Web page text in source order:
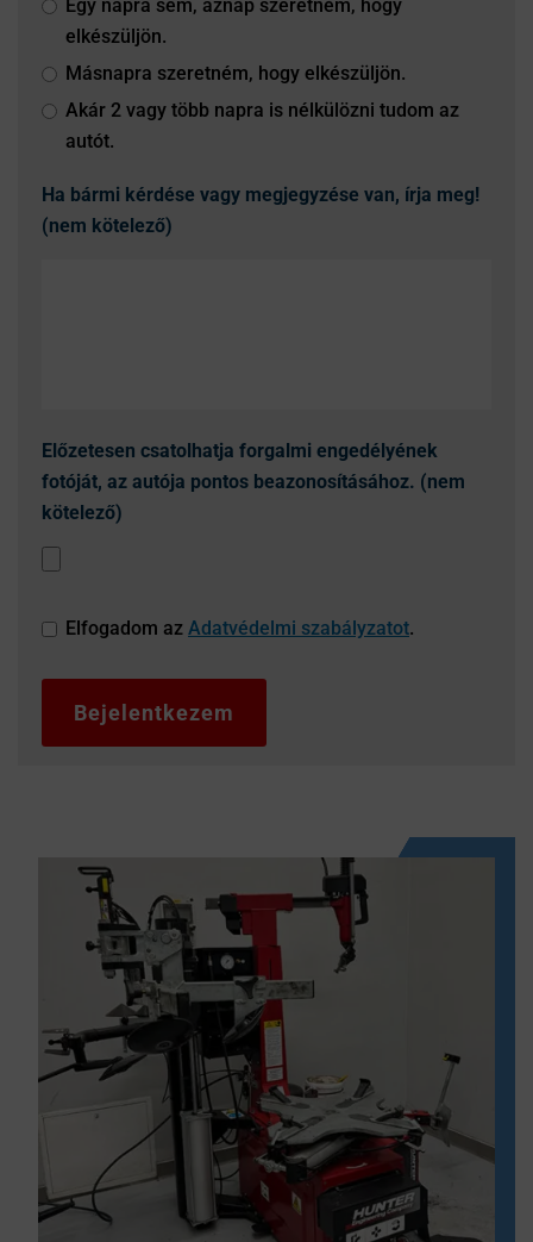
Egy napra sem, aznap szeretném, hogy
elkészüljön.
Másnapra szeretném, hogy elkészüljön.
Akár 2 vagy több napra is nélkülözni tudom az
autót.
Ha bármi kérdése vagy megjegyzése van, írja meg!
(nem kötelező)
Előzetesen csatolhatja forgalmi engedélyének
fotóját, az autója pontos beazonosításához. (nem
kötelező)
Elfogadom az Adatvédelmi szabályzatot.